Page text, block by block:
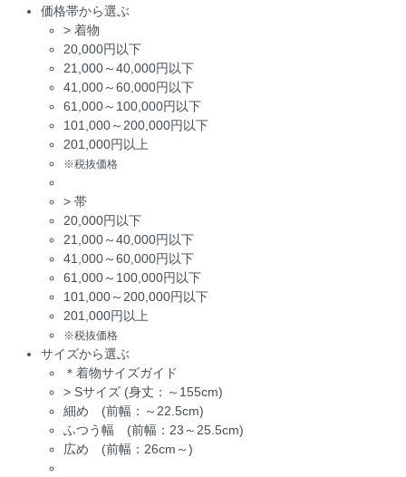
価格帯から選ぶ
> 着物
20,000円以下
21,000～40,000円以下
41,000～60,000円以下
61,000～100,000円以下
101,000～200,000円以下
201,000円以上
※税抜価格
> 帯
20,000円以下
21,000～40,000円以下
41,000～60,000円以下
61,000～100,000円以下
101,000～200,000円以下
201,000円以上
※税抜価格
サイズから選ぶ
＊着物サイズガイド
> Sサイズ (身丈：～155cm)
細め (前幅：～22.5cm)
ふつう幅 (前幅：23～25.5cm)
広め (前幅：26cm～)